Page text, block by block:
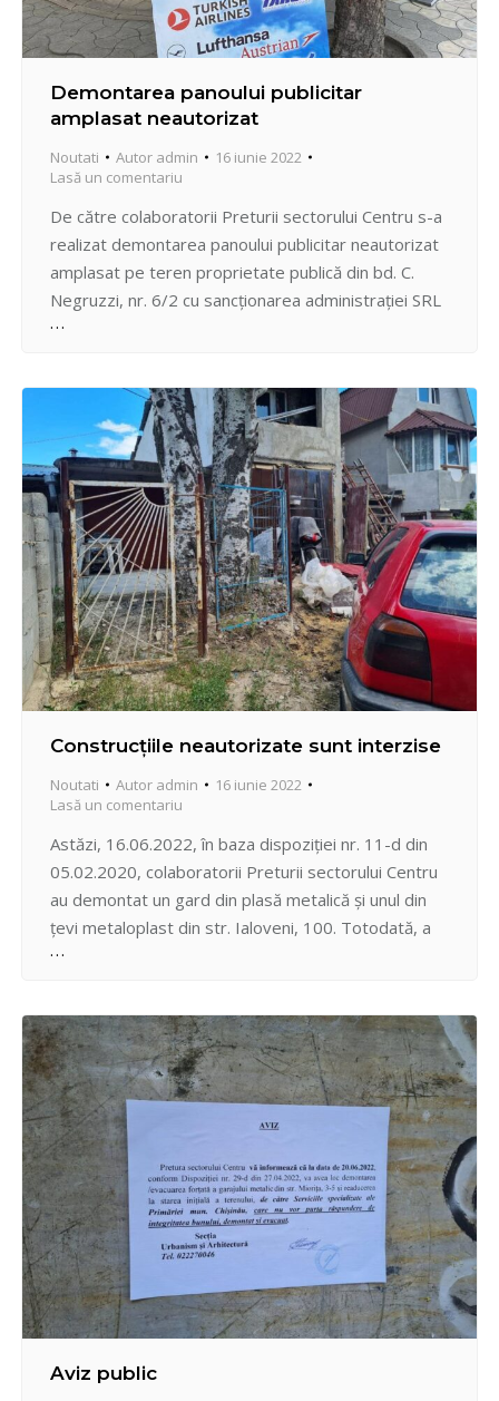
Demontarea panoului publicitar
amplasat neautorizat
Noutati Autor admin
16 iunie 2022
Lasă un comentariu
De către colaboratorii Preturii sectorului Centru s-a
realizat demontarea panoului publicitar neautorizat
amplasat pe teren proprietate publică din bd. C.
Negruzzi, nr. 6/2 cu sancționarea administrației SRL
“Echip-99” în conformitate cu prevederile art. 364
Construcțiile neautorizate sunt interzise
Noutati Autor admin
16 iunie 2022
Lasă un comentariu
Astăzi, 16.06.2022, în baza dispoziției nr. 11-d din
05.02.2020, colaboratorii Preturii sectorului Centru
au demontat un gard din plasă metalică și unul din
țevi metaloplast din str. Ialoveni, 100. Totodată, a
avut loc demontare și evacuarea unui gard cu
Aviz public